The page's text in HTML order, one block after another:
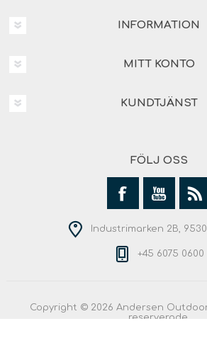
INFORMATION
MITT KONTO
KUNDTJÄNST
FÖLJ OSS
Industrimarken 2B,
+45 6075 0600
Copyright © 2026 Andersen
reserverade.